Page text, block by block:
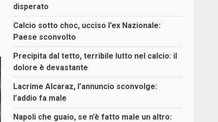
disperato
Calcio sotto choc, ucciso l’ex Nazionale:
Paese sconvolto
Precipita dal tetto, terribile lutto nel calcio: il
dolore è devastante
Lacrime Alcaraz, l’annuncio sconvolge:
l’addio fa male
Napoli che guaio, se n’è fatto male un altro: